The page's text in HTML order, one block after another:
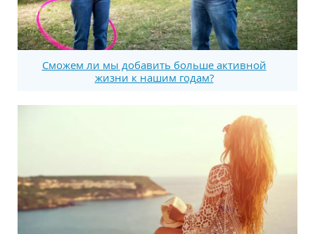
Сможем ли мы добавить больше активной
жизни к нашим годам?